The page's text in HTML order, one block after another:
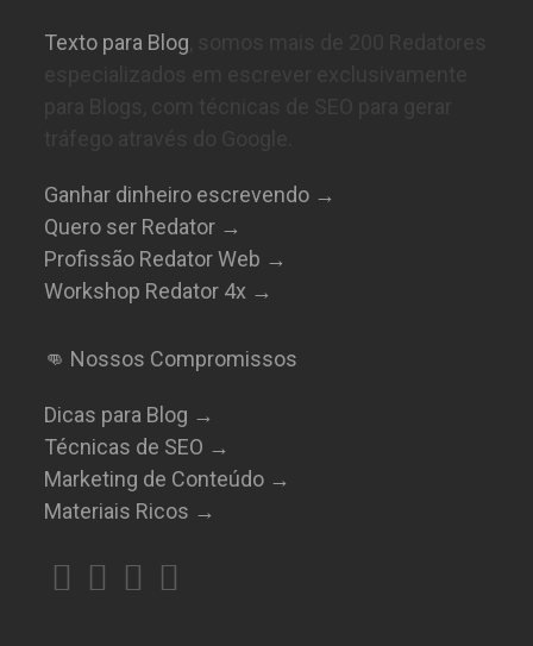
Texto para Blog
Ganhar dinheiro escrevendo →
Quero ser Redator →
Profissão Redator Web →
Workshop Redator 4x →
👊 Nossos Compromissos
Dicas para Blog →
Técnicas de SEO →
Marketing de Conteúdo →
Materiais Ricos →